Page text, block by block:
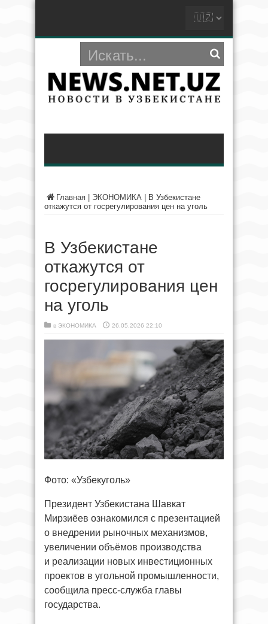
Главная ЭКОНОМИКА
В Узбекистане
откажутся от госрегулирования цен на уголь
В Узбекистане
откажутся от
госрегулирования цен
на уголь
в ЭКОНОМИКА 26.05.2026 22:10
Фото: «Узбекуголь»
Президент Узбекистана Шавкат
Мирзиёев ознакомился с презентацией
о внедрении рыночных механизмов,
увеличении объёмов производства
и реализации новых инвестиционных
проектов в угольной промышленности,
сообщила пресс-служба главы
государства.